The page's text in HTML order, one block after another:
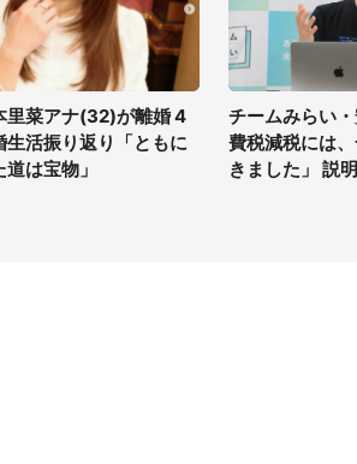
里菜アナ(32)が離婚 4
生活振り返り「ともに
は宝物」
チームみらい
費税減税には
きました」 説